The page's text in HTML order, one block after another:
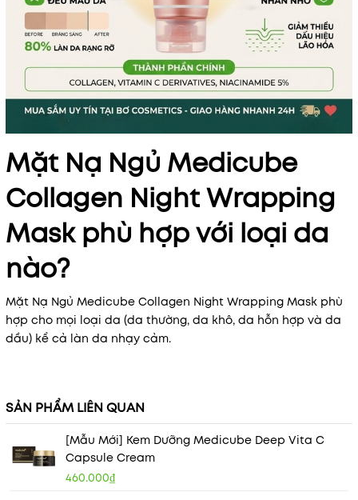
Mặt Nạ Ngủ Medicube
Collagen Night Wrapping
Mask phù hợp với loại da
nào?
Mặt Nạ Ngủ Medicube Collagen Night Wrapping Mask phù
hợp cho mọi loại da (da thường, da khô, da hỗn hợp và da
dầu) kể cả làn da nhạy cảm.
SẢN PHẨM LIÊN QUAN
[Mẫu Mới] Kem Dưỡng Medicube Deep Vita C
Capsule Cream
460.000₫